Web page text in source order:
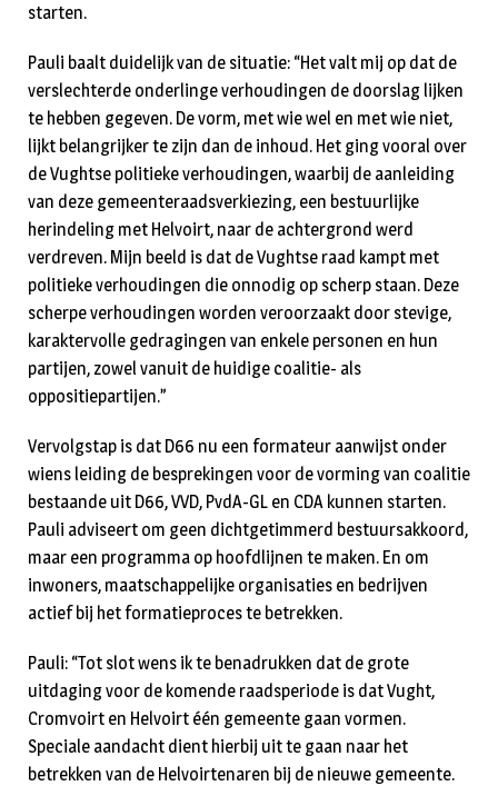
starten.
Pauli baalt duidelijk van de situatie: “Het valt mij op dat de
verslechterde onderlinge verhoudingen de doorslag lijken
te hebben gegeven. De vorm, met wie wel en met wie niet,
lijkt belangrijker te zijn dan de inhoud. Het ging vooral over
de Vughtse politieke verhoudingen, waarbij de aanleiding
van deze gemeenteraadsverkiezing, een bestuurlijke
herindeling met Helvoirt, naar de achtergrond werd
verdreven. Mijn beeld is dat de Vughtse raad kampt met
politieke verhoudingen die onnodig op scherp staan. Deze
scherpe verhoudingen worden veroorzaakt door stevige,
karaktervolle gedragingen van enkele personen en hun
partijen, zowel vanuit de huidige coalitie- als
oppositiepartijen.”
Vervolgstap is dat D66 nu een formateur aanwijst onder
wiens leiding de besprekingen voor de vorming van coalitie
bestaande uit D66, VVD, PvdA-GL en CDA kunnen starten.
Pauli adviseert om geen dichtgetimmerd bestuursakkoord,
maar een programma op hoofdlijnen te maken. En om
inwoners, maatschappelijke organisaties en bedrijven
actief bij het formatieproces te betrekken.
Pauli: “Tot slot wens ik te benadrukken dat de grote
uitdaging voor de komende raadsperiode is dat Vught,
Cromvoirt en Helvoirt één gemeente gaan vormen.
Speciale aandacht dient hierbij uit te gaan naar het
betrekken van de Helvoirtenaren bij de nieuwe gemeente.